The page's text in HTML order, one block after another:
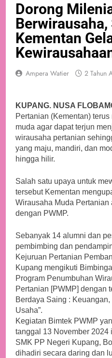
Dorong
Berwirausaha,
Kementan
Ampera Watier 2 Tahun
KUPANG. NUSA
Pertanian (Kementan)
muda agar dapat terjun
wirausaha pertanian
yang maju, mandiri, dan
hingga hilir.
Salah satu upaya untuk
tersebut Kementan
Wirausaha Muda Pertanian
dengan PWMP.
Sebanyak 14 alumni dan
pembimbing dan
Kejuruan Pertanian
Kupang mengikuti
Program Penumbuhan
Pertanian [PWMP] dengan
Berdaya Saing :
Usaha”.
Kegiatan Bimtek PWMP
tanggal 13 November 2024
SMK PP Negeri Kupang,
dihadiri secara daring dan